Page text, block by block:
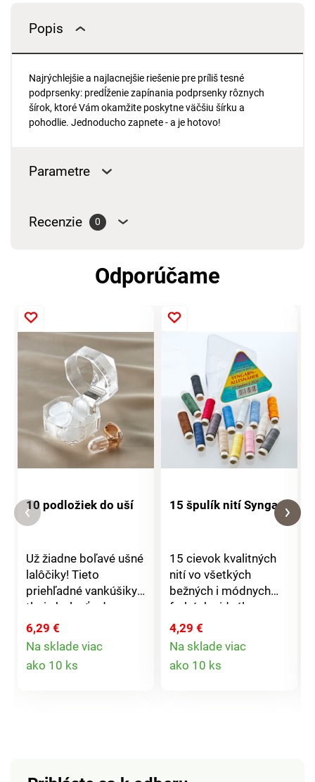
Popis
Najrýchlejšie a najlacnejšie riešenie pre príliš tesné
podprsenky: predĺženie zapínania podprsenky rôznych
šírok, ktoré Vám okamžite poskytne väčšiu šírku a
pohodlie. Jednoducho zapnete - a je hotovo!
Parametre
Recenzie 0
Odporúčame
10 podložiek do uší
Už žiadne boľavé ušné
lalôčiky! Tieto
priehľadné vankúšiky
tlmia bolesť od
klipsov - neviditeľne a
bez tlaku.
6,29 €
Na sklade viac
ako 10 ks
15 špulík nití Syngarn
15 cievok kvalitných
nití vo všetkých
bežných i módnych
farbách - ideálne na
šitie všetkých látok a
stehov.
4,29 €
Na sklade viac
ako 10 ks